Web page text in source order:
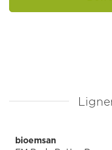
bioemsan